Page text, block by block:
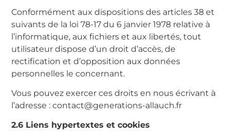
Conformément aux dispositions des articles 38 et
suivants de la loi 78-17 du 6 janvier 1978 relative à
l’informatique, aux fichiers et aux libertés, tout
utilisateur dispose d’un droit d’accès, de
rectification et d’opposition aux données
personnelles le concernant.
Vous pouvez exercer ces droits en nous écrivant à
l’adresse : contact@generations-allauch.fr
2.6 Liens hypertextes et cookies